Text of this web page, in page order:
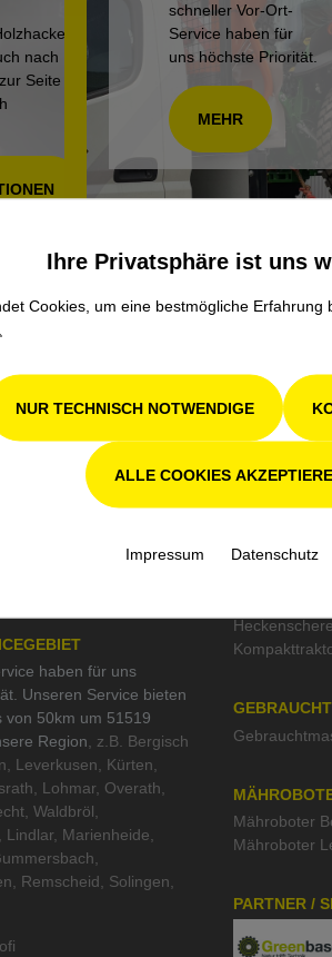
nach
Seite
schneller Vor-Ort-
Service haben für
uns höchste Priorität.
MEHR
haben für uns
Unseren Service bieten
von 50km um 51519
Region, z.B. Bergisch
Leverkusen, Kürten,
Lohmar, Overath,
Waldbröl,
Lindlar, Marienheide,
Remscheid, Solingen,
UNSERE
John Deere,
Heckenschere
Mähroboter
Mähroboter
PARTNER /
Ihre Privatsphäre ist uns
Cookies, um eine bestmögliche Erfahrung
NUR TECHNISCH NOTWENDIGE
ALLE COOKIES
Impressum Datenschutz